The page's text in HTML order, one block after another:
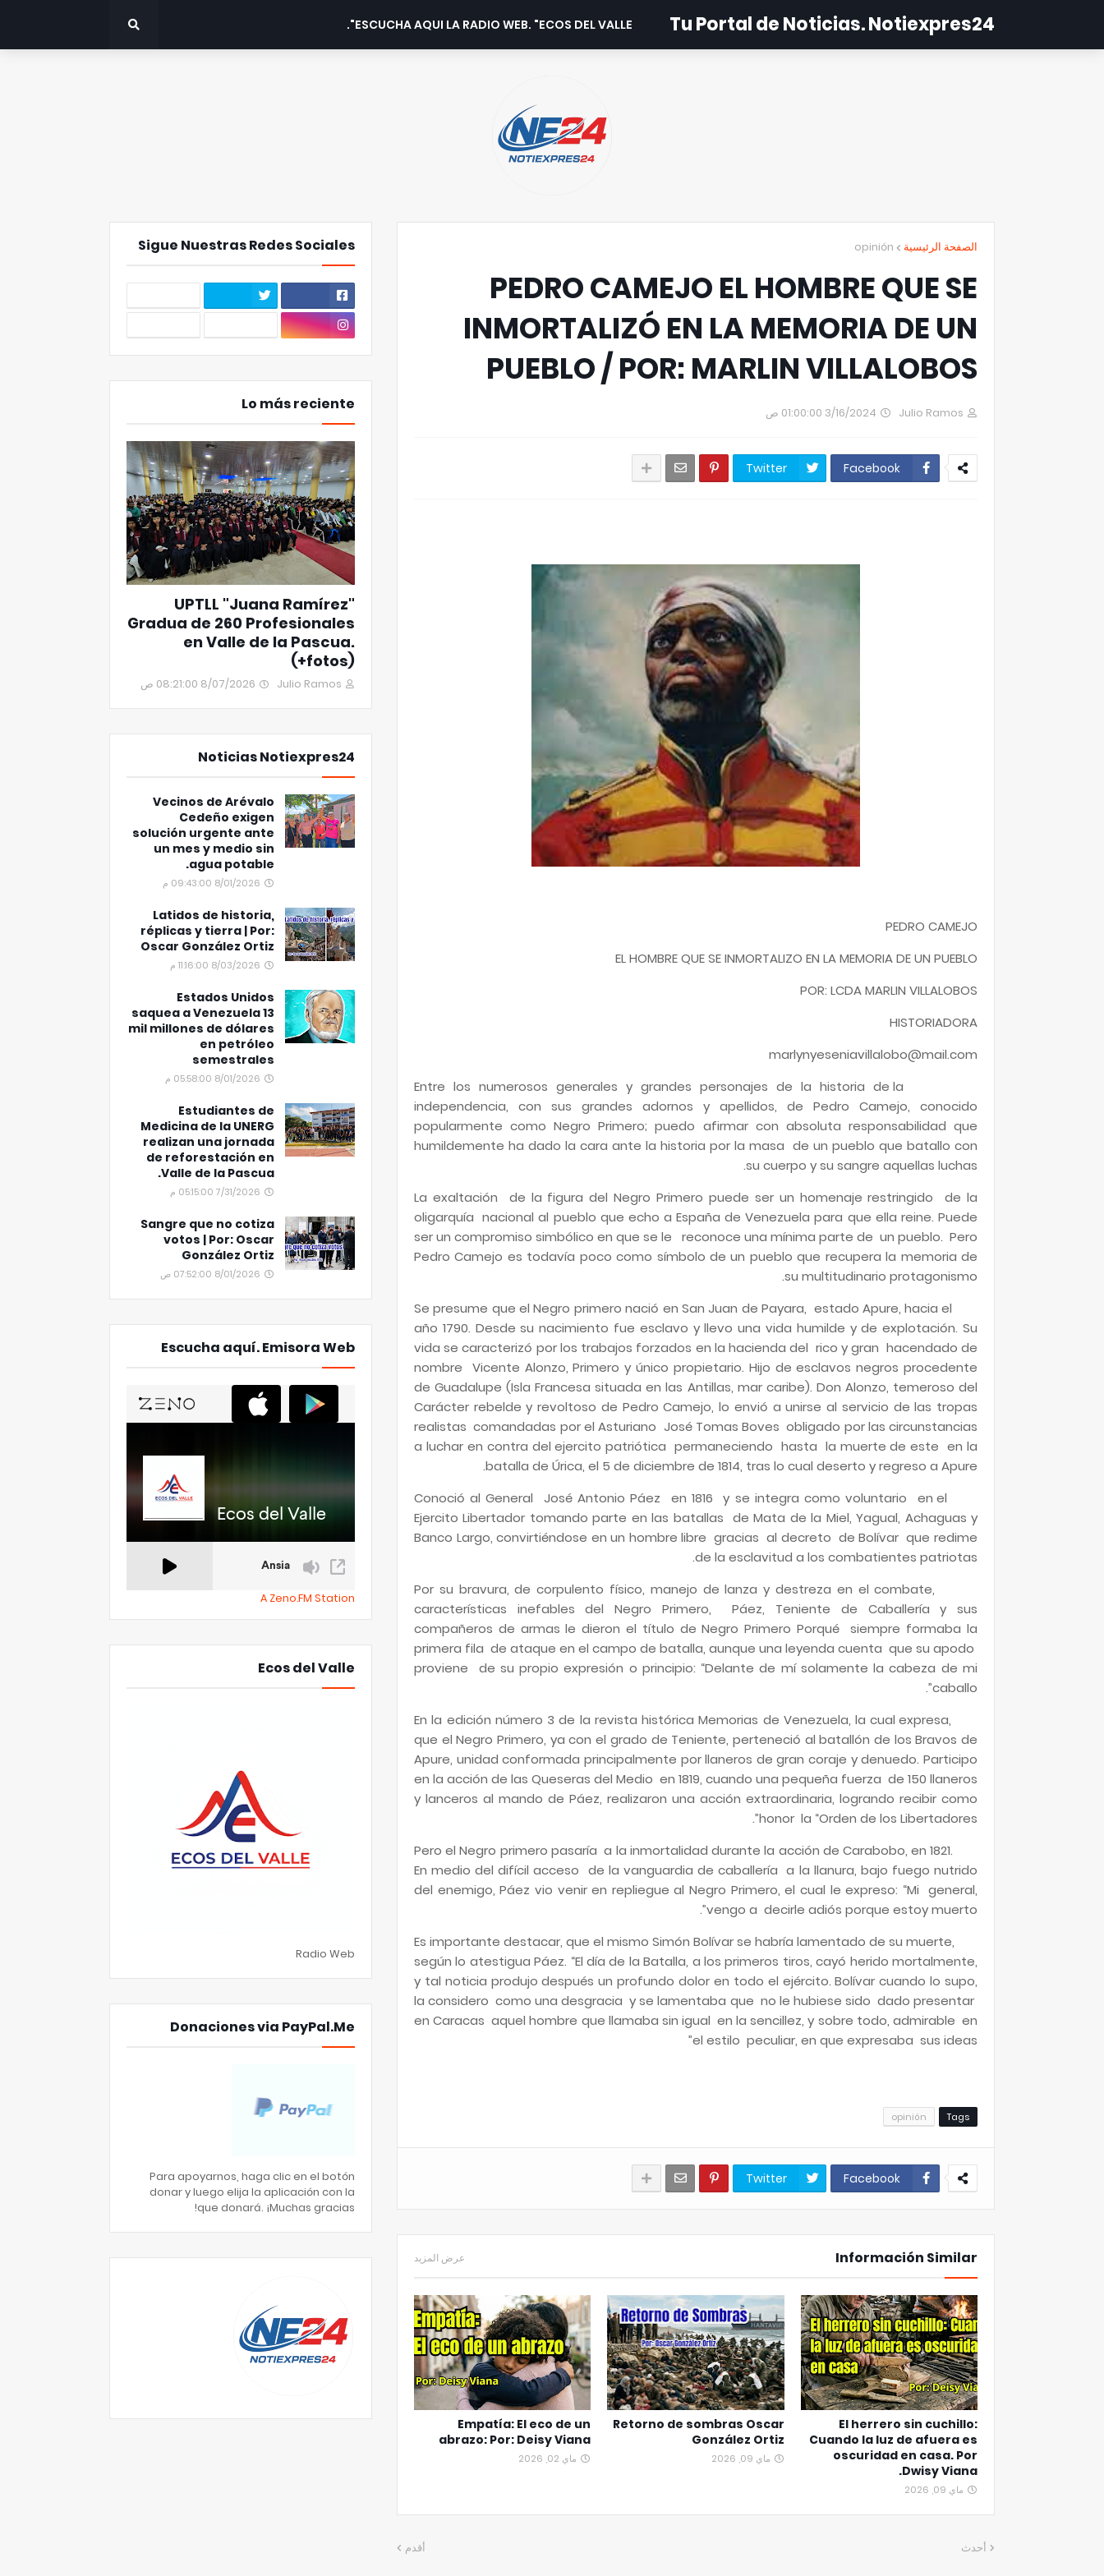
Tu Portal de Noticias. Notiexpres24
ESCUCHA AQUI LA RADIO WEB. "ECOS DEL VALLE".
الصفحة الرئيسية opinión
PEDRO CAMEJO EL HOMBRE QUE SE
INMORTALIZÓ EN LA MEMORIA DE UN
PUEBLO / POR: MARLIN VILLALOBOS
Julio Ramos 3/16/2024 01:00:00 ص
Facebook
Twitter
PEDRO CAMEJO
EL HOMBRE QUE SE INMORTALIZO EN LA MEMORIA DE UN PUEBLO
POR: LCDA MARLIN VILLALOBOS
HISTORIADORA
marlynyeseniavillalobo@mail.com
Entre los numerosos generales y grandes personajes de la historia de la
independencia, con sus grandes adornos y apellidos, de Pedro Camejo, conocido
popularmente como Negro Primero; puedo afirmar con absoluta responsabilidad que
humildemente ha dado la cara ante la historia por la masa de un pueblo que batallo con
su cuerpo y su sangre aquellas luchas.
La exaltación de la figura del Negro Primero puede ser un homenaje restringido de la
oligarquía nacional al pueblo que echo a España de Venezuela para que ella reine. Puede
ser un compromiso simbólico en que se le reconoce una mínima parte de un pueblo. Pero
Pedro Camejo es todavía poco como símbolo de un pueblo que recupera la memoria de
su multitudinario protagonismo.
Se presume que el Negro primero nació en San Juan de Payara, estado Apure, hacia el
año 1790. Desde su nacimiento fue esclavo y llevo una vida humilde y de explotación. Su
vida se caracterizó por los trabajos forzados en la hacienda del rico y gran hacendado de
nombre Vicente Alonzo, Primero y único propietario. Hijo de esclavos negros procedente
de Guadalupe (Isla Francesa situada en las Antillas, mar caribe). Don Alonzo, temeroso del
Carácter rebelde y revoltoso de Pedro Camejo, lo envió a unirse al servicio de las tropas
realistas comandadas por el Asturiano José Tomas Boves obligado por las circunstancias
a luchar en contra del ejercito patriótica permaneciendo hasta la muerte de este en la
batalla de Úrica, el 5 de diciembre de 1814, tras lo cual deserto y regreso a Apure.
Conoció al General José Antonio Páez en 1816 y se integra como voluntario en el
Ejercito Libertador tomando parte en las batallas de Mata de la Miel, Yagual, Achaguas y
Banco Largo, convirtiéndose en un hombre libre gracias al decreto de Bolívar que redime
de la esclavitud a los combatientes patriotas.
Por su bravura, de corpulento físico, manejo de lanza y destreza en el combate,
características inefables del Negro Primero, Páez, Teniente de Caballería y sus
compañeros de armas le dieron el título de Negro Primero Porqué siempre formaba la
primera fila de ataque en el campo de batalla, aunque una leyenda cuenta que su apodo
proviene de su propio expresión o principio: “Delante de mí solamente la cabeza de mi
caballo”.
En la edición número 3 de la revista histórica Memorias de Venezuela, la cual expresa,
que el Negro Primero, ya con el grado de Teniente, perteneció al batallón de los Bravos de
Apure, unidad conformada principalmente por llaneros de gran coraje y denuedo. Participo
en la acción de las Queseras del Medio en 1819, cuando una pequeña fuerza de 150 llaneros
y lanceros al mando de Páez, realizaron una acción extraordinaria, logrando recibir como
honor la “Orden de los Libertadores”.
Pero el Negro primero pasaría a la inmortalidad durante la acción de Carabobo, en 1821.
En medio del difícil acceso de la vanguardia de caballería a la llanura, bajo fuego nutrido
del enemigo, Páez vio venir en repliegue al Negro Primero, el cual le expreso: “Mi general,
vengo a decirle adiós porque estoy muerto”.
Es importante destacar, que el mismo Simón Bolívar se habría lamentado de su muerte,
según lo atestigua Páez. “El día de la Batalla, a los primeros tiros, cayó herido mortalmente,
y tal noticia produjo después un profundo dolor en todo el ejército. Bolívar cuando lo supo,
la considero como una desgracia y se lamentaba que no le hubiese sido dado presentar
en Caracas aquel hombre que llamaba sin igual en la sencillez, y sobre todo, admirable en
el estilo peculiar, en que expresaba sus ideas”
Tags
opinión
Facebook
Twitter
Información Similar عرض المزيد
El herrero sin cuchillo:
Cuando la luz de afuera es
oscuridad en casa. Por
Dwisy Viana.
ماي 09, 2026
Retorno de sombras Oscar
González Ortiz
ماي 09, 2026
Empatía: El eco de un
abrazo: Por: Deisy Viana
ماي 02, 2026
أحدث أقدم
Sigue Nuestras Redes Sociales
Lo más reciente
UPTLL "Juana Ramírez"
Gradua de 260 Profesionales
en Valle de la Pascua.
(+fotos)
Julio Ramos 8/07/2026 08:21:00 ص
Noticias Notiexpres24
Vecinos de Arévalo
Cedeño exigen
solución urgente ante
un mes y medio sin
agua potable.
8/01/2026 09:43:00 م
Latidos de historia,
réplicas y tierra | Por:
Oscar González Ortiz
8/03/2026 11:16:00 م
Estados Unidos
saquea a Venezuela 13
mil millones de dólares
en petróleo
semestrales
8/01/2026 05:58:00 م
Estudiantes de
Medicina de la UNERG
realizan una jornada
de reforestación en
Valle de la Pascua.
7/31/2026 05:15:00 م
Sangre que no cotiza
votos | Por: Oscar
González Ortiz
8/01/2026 07:52:00 ص
Escucha aquí. Emisora Web
A Zeno.FM Station
Ecos del Valle
Radio Web
Donaciones via PayPal.Me
Para apoyarnos, haga clic en el botón
donar y luego elija la aplicación con la
que donará. ¡Muchas gracias!